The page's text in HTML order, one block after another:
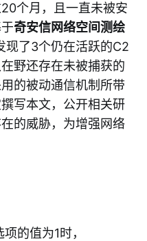
个月，且一直未被安
奇安信网络空间测绘
现了3个仍在活跃的C2
野还存在未被捕获的
的被动通信机制所带
写本文，公开相关研
的威胁，为增强网络
项的值为1时，